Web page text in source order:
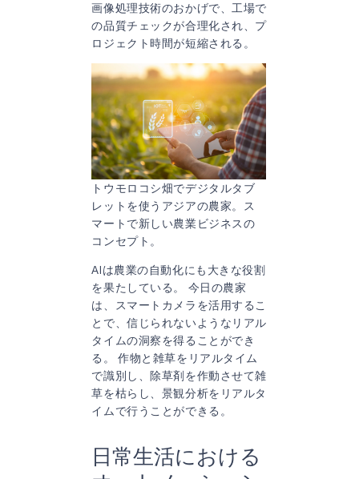
画像処理技術のおかげで、工場で
の品質チェックが合理化され、プ
ロジェクト時間が短縮される。
トウモロコシ畑でデジタルタブ
レットを使うアジアの農家。ス
マートで新しい農業ビジネスの
コンセプト。
AIは農業の自動化にも大きな役割
を果たしている。 今日の農家
は、スマートカメラを活用するこ
とで、信じられないようなリアル
タイムの洞察を得ることができ
る。 作物と雑草をリアルタイム
で識別し、除草剤を作動させて雑
草を枯らし、景観分析をリアルタ
イムで行うことができる。
日常生活における